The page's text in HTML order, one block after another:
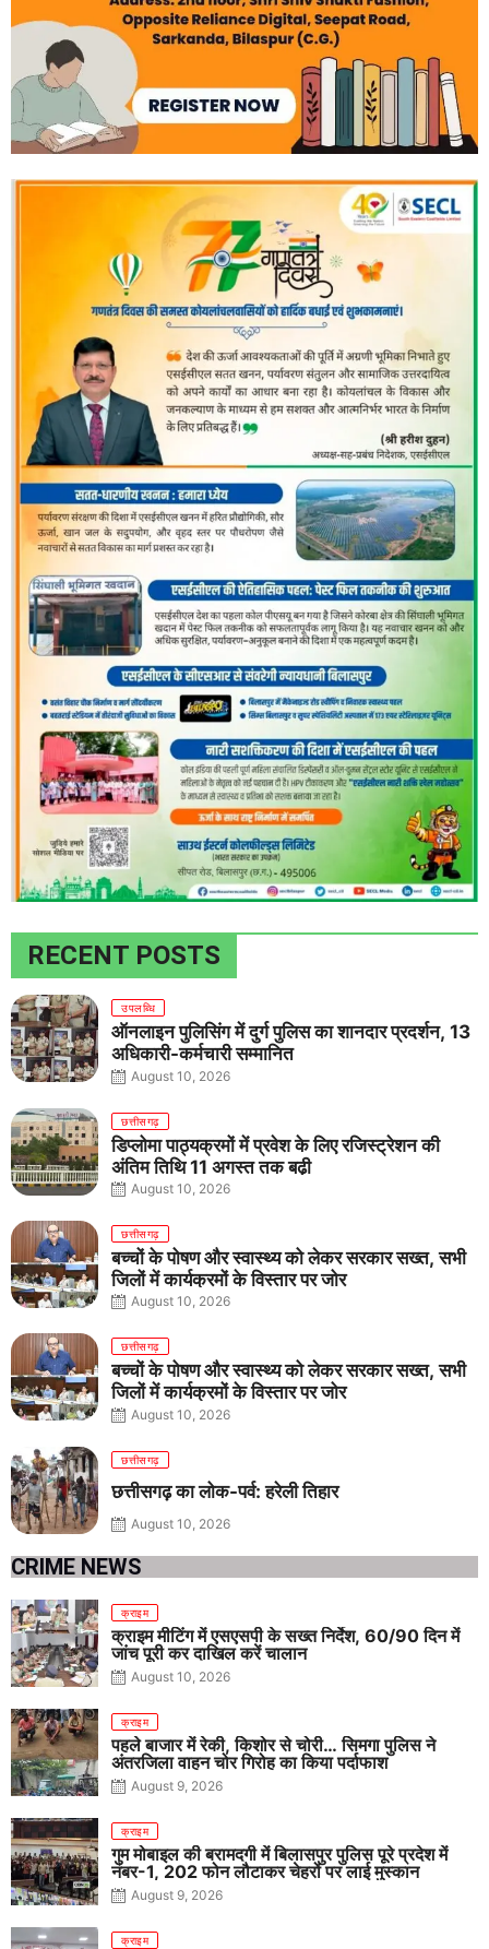
RECENT POSTS
उपलब्धि
ऑनलाइन पुलिसिंग में दुर्ग पुलिस का शानदार प्रदर्शन, 13
अधिकारी-कर्मचारी सम्मानित
August 10, 2026
छत्तीसगढ़
डिप्लोमा पाठ्यक्रमों में प्रवेश के लिए रजिस्ट्रेशन की
अंतिम तिथि 11 अगस्त तक बढ़ी
August 10, 2026
छत्तीसगढ़
बच्चों के पोषण और स्वास्थ्य को लेकर सरकार सख्त, सभी
जिलों में कार्यक्रमों के विस्तार पर जोर
August 10, 2026
छत्तीसगढ़
बच्चों के पोषण और स्वास्थ्य को लेकर सरकार सख्त, सभी
जिलों में कार्यक्रमों के विस्तार पर जोर
August 10, 2026
छत्तीसगढ़
छत्तीसगढ़ का लोक-पर्व: हरेली तिहार
August 10, 2026
CRIME NEWS
क्राइम
क्राइम मीटिंग में एसएसपी के सख्त निर्देश, 60/90 दिन में
जांच पूरी कर दाखिल करें चालान
August 10, 2026
क्राइम
पहले बाजार में रेकी, किशोर से चोरी… सिमगा पुलिस ने
अंतरजिला वाहन चोर गिरोह का किया पर्दाफाश
August 9, 2026
क्राइम
गुम मोबाइल की बरामदगी में बिलासपुर पुलिस पूरे प्रदेश में
नंबर-1, 202 फोन लौटाकर चेहरों पर लाई मुस्कान
August 9, 2026
क्राइम